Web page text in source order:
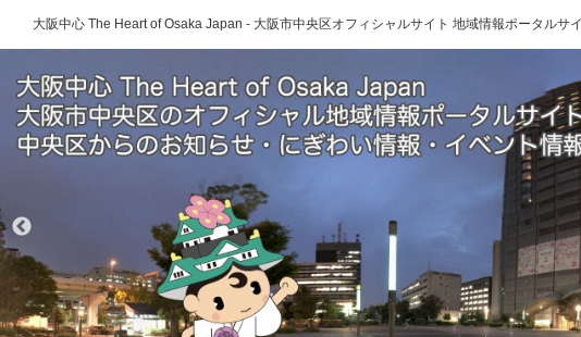
大阪中心 The Heart of Osaka Japan - 大阪市中央区オフィシャルサイト 地域情報ポータルサ